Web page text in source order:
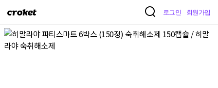
크
켓
로그인 회원가입